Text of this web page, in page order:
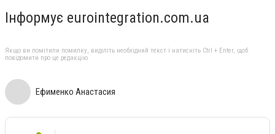
Інформує eurointegration.com.ua
Якщо ви помітили помилку, виділіть необхідний текст і натисніть Ctrl + Enter, щоб
повідомити про це редакцію
Ефименко Анастасия